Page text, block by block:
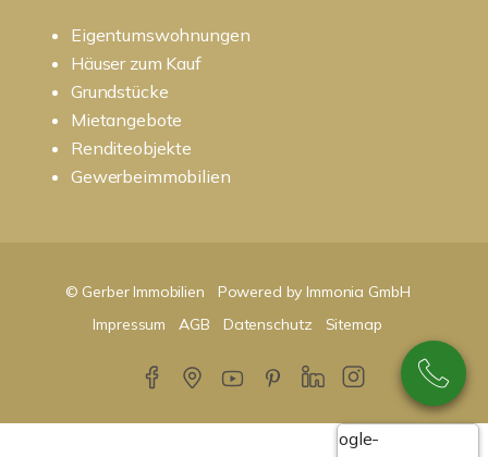
Eigentumswohnungen
Häuser zum Kauf
Grundstücke
Mietangebote
Renditeobjekte
Gewerbeimmobilien
© Gerber Immobilien
Powered by Immonia GmbH
Impressum
AGB Datenschutz Sitemap
Google-